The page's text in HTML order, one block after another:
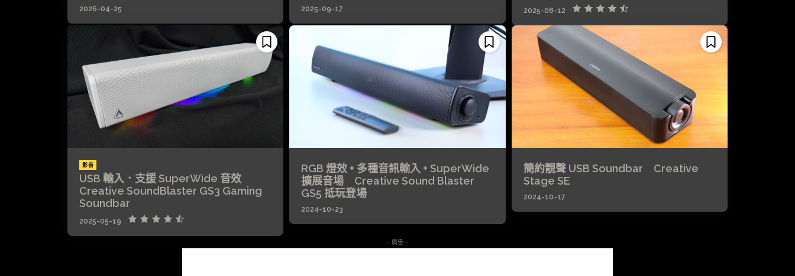
2026-04-25 2025-09-17 2025-08-12
影音
USB 輸入．支援 SuperWide 音效
Creative SoundBlaster GS3 Gaming
Soundbar
2025-05-19
RGB 燈效 + 多種音訊輸入 + SuperWide
擴展音場 Creative Sound Blaster
GS5 抵玩登場
2024-10-23
簡約靚聲 USB Soundbar Creative
Stage SE
2024-10-17
- 廣告 -